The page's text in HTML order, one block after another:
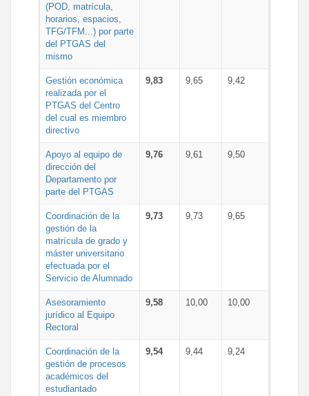
(POD, matrícula,
horarios, espacios,
TFG/TFM...) por parte
del PTGAS del
mismo
Gestión económica
realizada por el
PTGAS del Centro
del cual es miembro
directivo
9,83 9,65 9,42
Apoyo al equipo de
dirección del
Departamento por
parte del PTGAS
9,76 9,61 9,50
Coordinación de la
gestión de la
matrícula de grado y
máster universitario
efectuada por el
Servicio de Alumnado
9,73 9,73 9,65
Asesoramiento
jurídico al Equipo
Rectoral
9,58 10,00 10,00
Coordinación de la
gestión de procesos
académicos del
estudiantado
9,54 9,44 9,24